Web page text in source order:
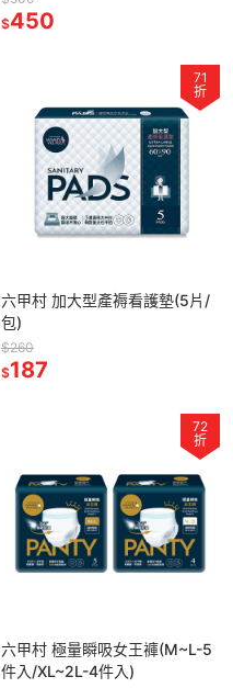
$450
71
折
六甲村 加大型產褥看護墊(5片/
包)
$260
$187
72
折
六甲村 極量瞬吸女王褲(M~L-5
件入/XL~2L-4件入)